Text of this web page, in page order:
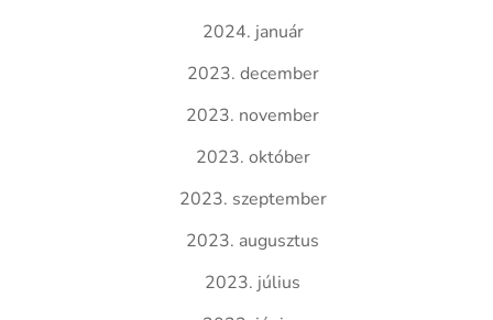
2024. január
2023. december
2023. november
2023. október
2023. szeptember
2023. augusztus
2023. július